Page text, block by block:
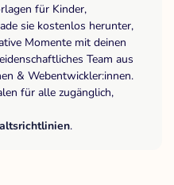
für Kinder,
sie kostenlos herunter,
Momente mit deinen
Team aus
& Webentwickler:innen.
für alle zugänglich,
.